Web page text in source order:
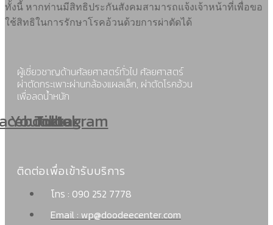
ทั้งนี้ หากท่านมีสิทธิประกันสังคมสามารถแจ้งเจ้าหน้าที่เพื่อขอ
ใช้สิทธิในการรักษาโรคอ้วนด้วยการผ่าตัดได้
ผู้เชี่ยวชาญด้านศัลยศาสตร์ทั่วไป ศัลยศาสตร์
ผ่าตัดกระเพาะผ่านกล้องแผลเล็ก, ผ่าตัดโรคอ้วน
เพื่อลดน้ำหนัก
Youtube
Tiktok
Instagram
ติดต่อเพื่อเข้ารับบริการ
โทร : 090 252 7778
Email : wp@doodeecenter.com